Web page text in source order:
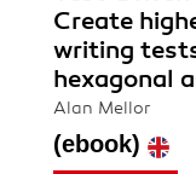
Create
writing
hexagonal
Alan Mellor
(ebook)